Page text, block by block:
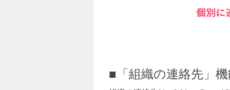
■「組織の連絡先」